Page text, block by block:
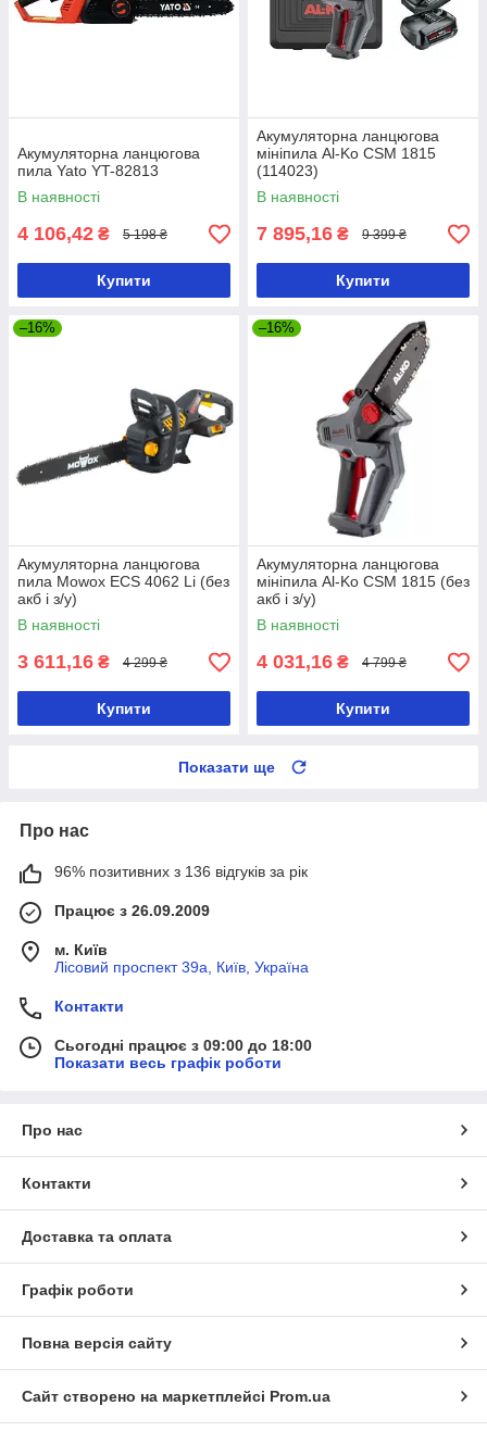
Акумуляторна ланцюгова
пила Yato YT-82813
В наявності
4 106,42 ₴ 5 198 ₴
Купити
Акумуляторна ланцюгова
мініпила Al-Ko CSM 1815
(114023)
В наявності
7 895,16 ₴ 9 399 ₴
Купити
–16%
Акумуляторна ланцюгова
пила Mowox ECS 4062 Li (без
акб і з/у)
В наявності
3 611,16 ₴ 4 299 ₴
Купити
–16%
Акумуляторна ланцюгова
мініпила Al-Ko CSM 1815 (без
акб і з/у)
В наявності
4 031,16 ₴ 4 799 ₴
Купити
Показати ще
Про нас
96% позитивних з 136 відгуків за рік
Працює з 26.09.2009
м. Київ
Лісовий проспект 39а, Київ, Україна
Контакти
Сьогодні працює з 09:00 до 18:00
Показати весь графік роботи
Про нас
Контакти
Доставка та оплата
Графік роботи
Повна версія сайту
Сайт створено на маркетплейсі Prom.ua